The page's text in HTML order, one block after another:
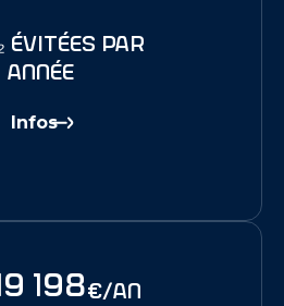
évitées par
année
Infos
198€/an